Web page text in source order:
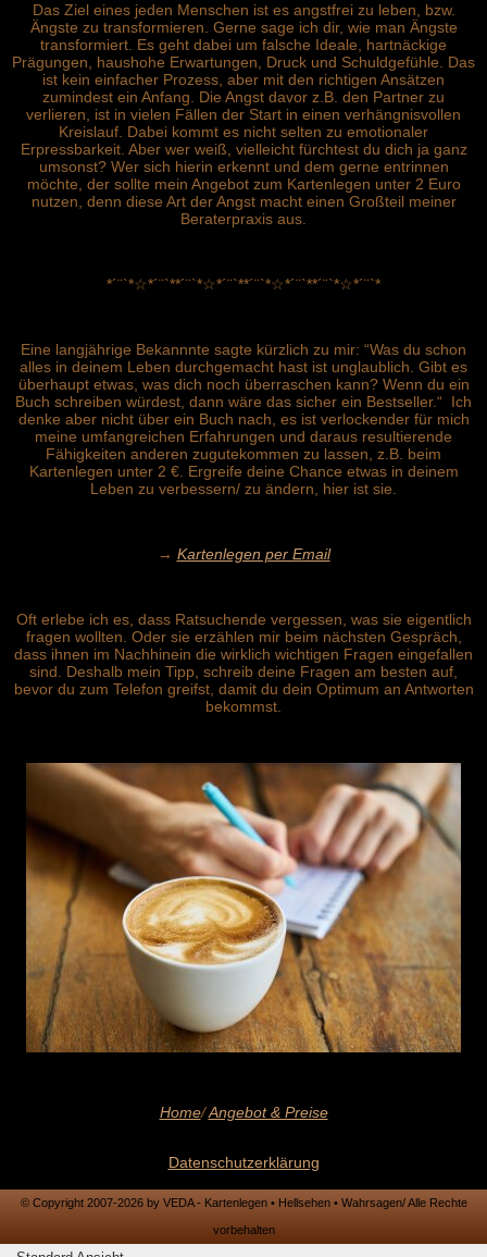
Das Ziel eines jeden Menschen ist es angstfrei zu leben, bzw.
Ängste zu transformieren. Gerne sage ich dir, wie man Ängste
transformiert. Es geht dabei um falsche Ideale, hartnäckige
Prägungen, haushohe Erwartungen, Druck und Schuldgefühle. Das
ist kein einfacher Prozess, aber mit den richtigen Ansätzen
zumindest ein Anfang. Die Angst davor z.B. den Partner zu
verlieren, ist in vielen Fällen der Start in einen verhängnisvollen
Kreislauf. Dabei kommt es nicht selten zu emotionaler
Erpressbarkeit. Aber wer weiß, vielleicht fürchtest du dich ja ganz
umsonst? Wer sich hierin erkennt und dem gerne entrinnen
möchte, der sollte mein Angebot zum Kartenlegen unter 2 Euro
nutzen, denn diese Art der Angst macht einen Großteil meiner
Beraterpraxis aus.
*´¨`*☆*´¨`**´¨`*☆*´¨`**´¨`*☆*´¨`**´¨`*☆*´¨`*
Eine langjährige Bekannnte sagte kürzlich zu mir: “Was du schon
alles in deinem Leben durchgemacht hast ist unglaublich. Gibt es
überhaupt etwas, was dich noch überraschen kann? Wenn du ein
Buch schreiben würdest, dann wäre das sicher ein Bestseller.“ Ich
denke aber nicht über ein Buch nach, es ist verlockender für mich
meine umfangreichen Erfahrungen und daraus resultierende
Fähigkeiten anderen zugutekommen zu lassen, z.B. beim
Kartenlegen unter 2 €. Ergreife deine Chance etwas in deinem
Leben zu verbessern/ zu ändern, hier ist sie.
→ Kartenlegen per Email
Oft erlebe ich es, dass Ratsuchende vergessen, was sie eigentlich
fragen wollten. Oder sie erzählen mir beim nächsten Gespräch,
dass ihnen im Nachhinein die wirklich wichtigen Fragen eingefallen
sind. Deshalb mein Tipp, schreib deine Fragen am besten auf,
bevor du zum Telefon greifst, damit du dein Optimum an Antworten
bekommst.
Home/Angebot & Preise
Datenschutzerklärung
© Copyright 2007-2026 by VEDA - Kartenlegen • Hellsehen • Wahrsagen/ Alle Rechte
vorbehalten